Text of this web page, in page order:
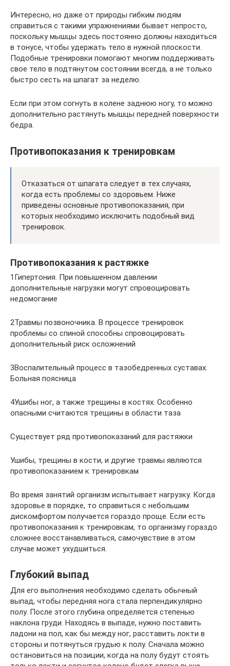
Интересно, но даже от природы гибким людям
справиться с такими упражнениями бывает непросто,
поскольку мышцы здесь постоянно должны находиться
в тонусе, чтобы удержать тело в нужной плоскости.
Подобные тренировки помогают многим поддерживать
свое тело в подтянутом состоянии всегда, а не только
быстро сесть на шпагат за неделю.
Если при этом согнуть в колене заднюю ногу, то можно
дополнительно растянуть мышцы передней поверхности
бедра.
Противопоказания к тренировкам
Отказаться от шпагата следует в тех случаях,
когда есть проблемы со здоровьем. Ниже
приведены основные противопоказания, при
которых необходимо исключить подобный вид
тренировок.
Противопоказания к растяжке
1Гипертония. При повышенном давлении
дополнительные нагрузки могут спровоцировать
недомогание
2Травмы позвоночника. В процессе тренировок
проблемы со спиной способны спровоцировать
дополнительный риск осложнений
3Воспалительный процесс в тазобедренных суставах.
Больная поясница
4Ушибы ног, а также трещины в костях. Особенно
опасными считаются трещины в области таза
Существует ряд противопоказаний для растяжки
Ушибы, трещины в кости, и другие травмы являются
противопоказанием к тренировкам
Во время занятий организм испытывает нагрузку. Когда
здоровье в порядке, то справиться с небольшим
дискомфортом получается гораздо проще. Если есть
противопоказания к тренировкам, то организму гораздо
сложнее восстанавливаться, самочувствие в этом
случае может ухудшиться.
Глубокий выпад
Для его выполнения необходимо сделать обычный
выпад, чтобы передняя нога стала перпендикулярно
полу. После этого глубина определяется степенью
наклона груди. Находясь в выпаде, нужно поставить
ладони на пол, как бы между ног, расставить локти в
стороны и потянуться грудью к полу. Сначала можно
остановиться на позиции, когда на полу будут стоять